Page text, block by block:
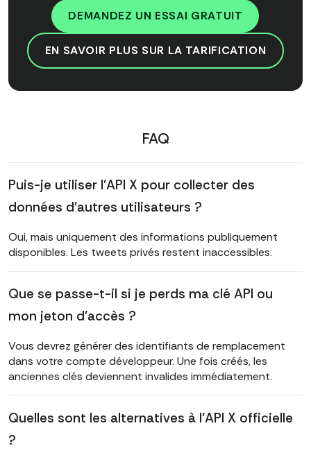
DEMANDEZ UN ESSAI GRATUIT
EN SAVOIR PLUS SUR LA TARIFICATION
FAQ
Puis-je utiliser l'API X pour collecter des
données d'autres utilisateurs ?
Oui, mais uniquement des informations publiquement
disponibles. Les tweets privés restent inaccessibles.
Que se passe-t-il si je perds ma clé API ou
mon jeton d'accès ?
Vous devrez générer des identifiants de remplacement
dans votre compte développeur. Une fois créés, les
anciennes clés deviennent invalides immédiatement.
Quelles sont les alternatives à l'API X officielle
?